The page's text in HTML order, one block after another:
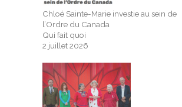
Chloé Sainte-Marie investie au sein de
l’Ordre du Canada
Qui fait quoi
2 juillet 2026